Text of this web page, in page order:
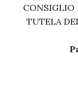
CONSIGLIO
TUTELA